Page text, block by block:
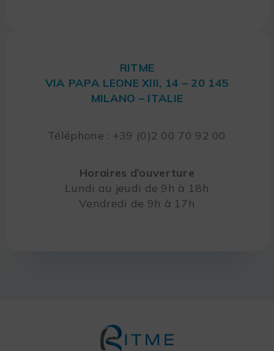
RITME
VIA PAPA LEONE XIII, 14 – 20 145
MILANO – ITALIE
Téléphone : +39 (0)2 00 70 92 00
Horaires d’ouverture
Lundi au jeudi de 9h à 18h
Vendredi de 9h à 17h